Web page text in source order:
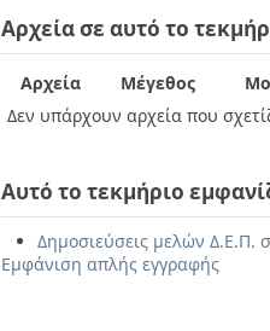
Αρχεία σε αυτό το
Αρχεία Μέγεθος
Δεν υπάρχουν αρχεία που
Αυτό το τεκμήριο
Δημοσιεύσεις μελών Δ.Ε.Π.
Εμφάνιση απλής εγγραφής